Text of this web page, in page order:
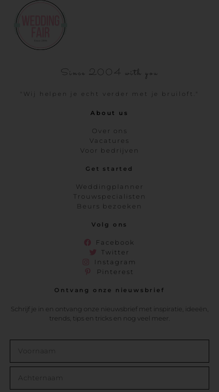
Since 2004 with you
"Wij helpen je echt verder met je bruiloft."
About us
Over ons
Vacatures
Voor bedrijven
Get started
Weddingplanner
Trouwspecialisten
Beurs bezoeken
Volg ons
Facebook
Twitter
Instagram
Pinterest
Ontvang onze nieuwsbrief
Schrijf je in en ontvang onze nieuwsbrief met inspiratie, ideeën,
trends, tips en tricks en nog veel meer.